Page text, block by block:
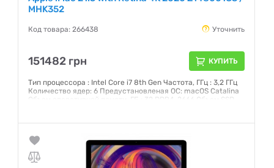
MHK352
Код товара: 266438 Уточнить
151482 грн КУПИТЬ
Тип процессора : Intel Core i7 8th Gen Частота, ГГц : 3,2 ГГц
Количество ядер: 6 Предустановленая ОС: macOS Catalina
Объем оперативной памяти, ГБ : 32 DDR4-2666 Объем SSD,
C), 4xUSB 3.0, Head-Out Экран: 21,5 (4096x2304) IPS
Сенсорный: нет
Гарантия: 12 месяцев